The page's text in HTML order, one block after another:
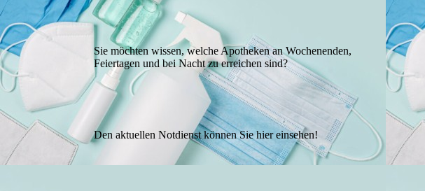
Sie möchten wissen, welche Apotheken an Wochenenden,
Feiertagen und bei Nacht zu erreichen sind?
Den aktuellen Notdienst können Sie hier einsehen!